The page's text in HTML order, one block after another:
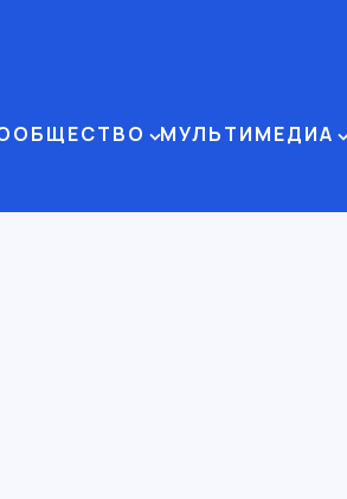
МУЛЬТИМЕДИА